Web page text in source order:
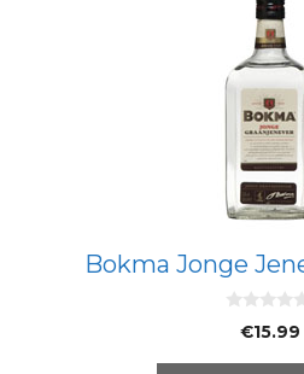
Bokma Jonge
€15.99